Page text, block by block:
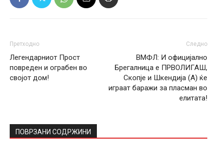
Претходно
Легендарниот Прост
повреден и ограбен во
својот дом!
Следно
ВМФЛ: И официјално
Брегалница е ПРВОЛИГАШ,
Скопје и Шкендија (А) ќе
играат баражи за пласман во
елитата!
ПОВРЗАНИ СОДРЖИНИ